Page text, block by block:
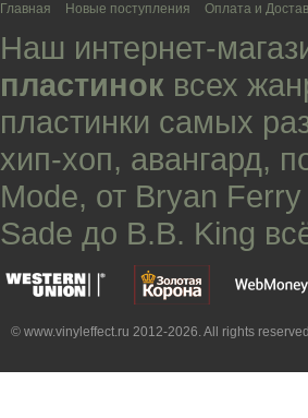
Главная Новые поступления Оплата и
Наш интернет-
пластинок всех
пластинки самых
хип-хоп, авангард,
Mode, от Bryan Ferry
Sade до B.B. King
© www.vinyleffect.ru 2012-2026. All rights